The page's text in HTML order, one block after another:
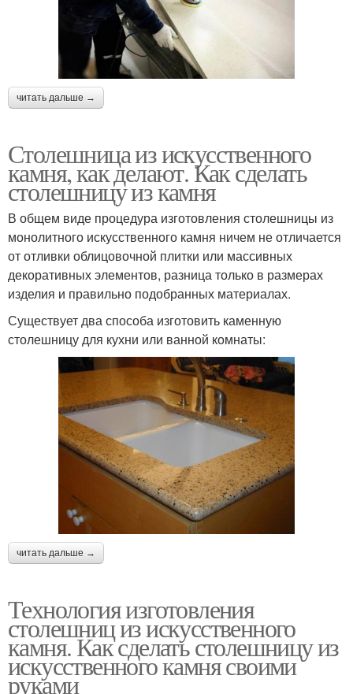
читать дальше →
Столешница из искусственного
камня, как делают. Как сделать
столешницу из камня
В общем виде процедура изготовления столешницы из
монолитного искусственного камня ничем не отличается
от отливки облицовочной плитки или массивных
декоративных элементов, разница только в размерах
изделия и правильно подобранных материалах.
Существует два способа изготовить каменную
столешницу для кухни или ванной комнаты:
читать дальше →
Технология изготовления
столешниц из искусственного
камня. Как сделать столешницу из
искусственного камня своими
руками